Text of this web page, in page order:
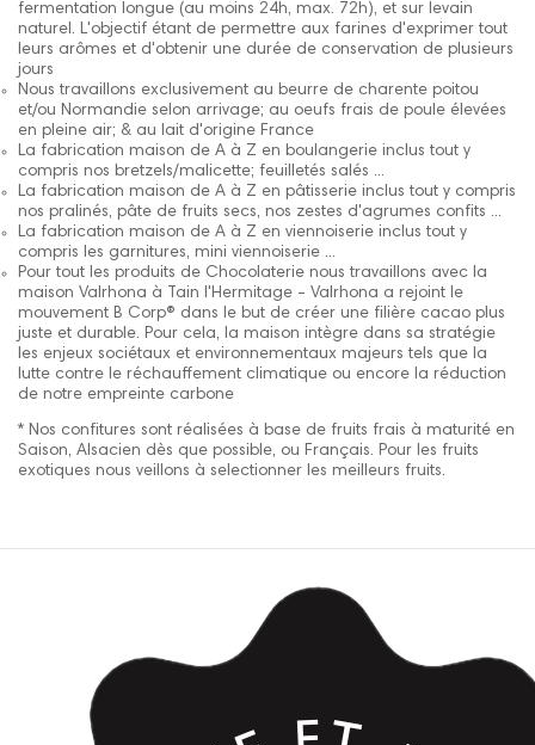
fermentation longue (au moins 24h, max. 72h), et sur levain
naturel. L'objectif étant de permettre aux farines d'exprimer tout
leurs arômes et d'obtenir une durée de conservation de plusieurs
jours
Nous travaillons exclusivement au beurre de charente poitou
et/ou Normandie selon arrivage; au oeufs frais de poule élevées
en pleine air; & au lait d'origine France
La fabrication maison de A à Z en boulangerie inclus tout y
compris nos bretzels/malicette; feuilletés salés ...
La fabrication maison de A à Z en pâtisserie inclus tout y compris
nos pralinés, pâte de fruits secs, nos zestes d'agrumes confits ...
La fabrication maison de A à Z en viennoiserie inclus tout y
compris les garnitures, mini viennoiserie ...
Pour tout les produits de Chocolaterie nous travaillons avec la
maison Valrhona à Tain l'Hermitage - Valrhona a rejoint le
mouvement B Corp® dans le but de créer une filière cacao plus
juste et durable. Pour cela, la maison intègre dans sa stratégie
les enjeux sociétaux et environnementaux majeurs tels que la
lutte contre le réchauffement climatique ou encore la réduction
de notre empreinte carbone
* Nos confitures sont réalisées à base de fruits frais à maturité en
Saison, Alsacien dès que possible, ou Français. Pour les fruits
exotiques nous veillons à selectionner les meilleurs fruits.